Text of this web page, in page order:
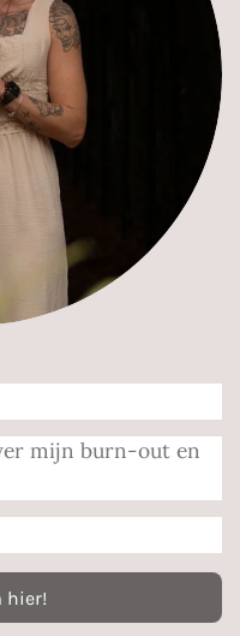
mijn burn-out en
hier!